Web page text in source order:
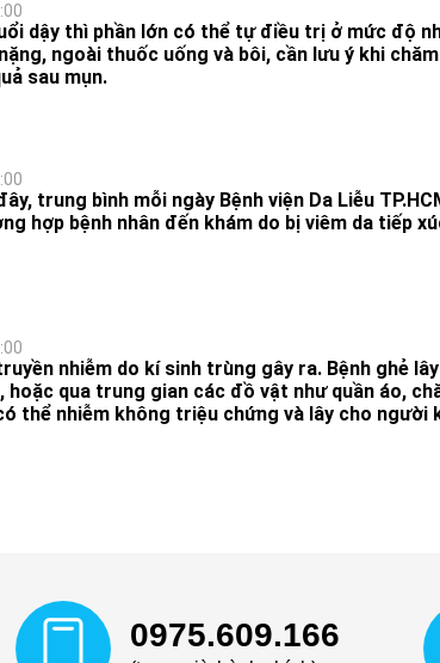
dậy thì phần lớn có thể tự điều trị ở mức độ
ngoài thuốc uống và bôi, cần lưu ý khi
sau mụn.
trung bình mỗi ngày Bệnh viện Da Liễu
hợp bệnh nhân đến khám do bị viêm da tiếp
nhiễm do kí sinh trùng gây ra. Bệnh ghẻ
qua trung gian các đồ vật như quần áo,
thể nhiễm không triệu chứng và lây cho người
0975.609.166